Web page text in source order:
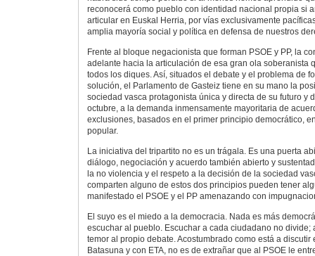
reconocerá como pueblo con identidad nacional propia si
articular en Euskal Herria, por vías exclusivamente
amplia mayoría social y política en defensa de nuestros
Frente al bloque negacionista que forman PSOE y PP, la
adelante hacia la articulación de esa gran ola soberanista
todos los diques. Así, situados el debate y el problema de
solución, el Parlamento de Gasteiz tiene en su mano la
sociedad vasca protagonista única y directa de su futuro y
octubre, a la demanda inmensamente mayoritaria de
exclusiones, basados en el primer principio democrático,
popular.
La iniciativa del tripartito no es un trágala. Es una puerta
diálogo, negociación y acuerdo también abierto y
la no violencia y el respeto a la decisión de la sociedad
comparten alguno de estos dos principios pueden tener
manifestado el PSOE y el PP amenazando con
El suyo es el miedo a la democracia. Nada es más
escuchar al pueblo. Escuchar a cada ciudadano no divide;
temor al propio debate. Acostumbrado como está a discutir
Batasuna y con ETA, no es de extrañar que al PSOE le